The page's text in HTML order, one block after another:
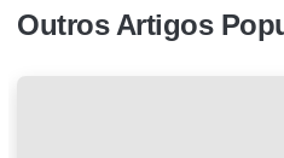
Outros Artigos